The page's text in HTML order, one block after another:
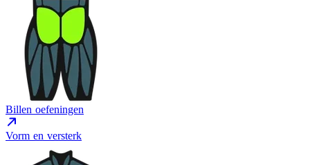
Billen oefeningen
Vorm en versterk